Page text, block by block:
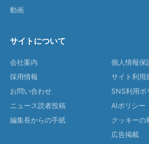
動画
サイトについて
会社案内
採用情報
お問い合わせ
ニュース読者投稿
編集長からの手紙
個人情報保
サイト利用
SNS利用ポ
AIポリシー
クッキーの
広告掲載